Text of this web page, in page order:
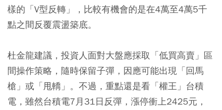
樣的「V型反轉」，比較有機會的是在4萬至4萬5千
點之間反覆震盪築底。
杜金龍建議，投資人面對大盤應採取「低買高賣」區
間操作策略，隨時保留子彈，因應可能出現「回馬
槍」或「甩轎」。不過，重點還是看「權王」台積
電，雖然台積電7月31日反彈，漲停衝上2425元，